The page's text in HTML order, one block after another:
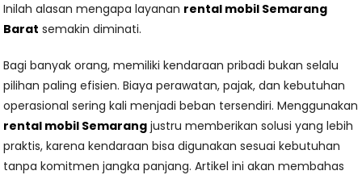
Inilah alasan mengapa layanan rental mobil Semarang
Barat semakin diminati.
Bagi banyak orang, memiliki kendaraan pribadi bukan selalu
pilihan paling efisien. Biaya perawatan, pajak, dan kebutuhan
operasional sering kali menjadi beban tersendiri. Menggunakan
rental mobil Semarang justru memberikan solusi yang lebih
praktis, karena kendaraan bisa digunakan sesuai kebutuhan
tanpa komitmen jangka panjang. Artikel ini akan membahas